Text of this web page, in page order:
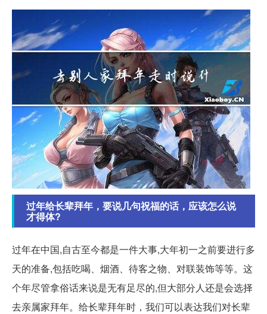
过年给长辈拜年，要说几句祝福的话，应该怎么说
才得体?
过年在中国,自古至今都是一件大事,大年初一之前要进行多
天的准备,包括吃喝、烟酒、待客之物、对联装饰等等。这
个年尽管拿俗话来说是无有足尽的,但大部分人还是会选择
去亲属家拜年。给长辈拜年时，我们可以表达我们对长辈